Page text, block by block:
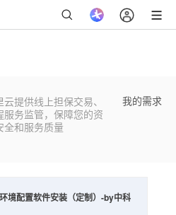
云提供线上担保交易、
服务监管，保障您的资
全和服务质量
我的需求
境配置软件安装（定制）-by中科